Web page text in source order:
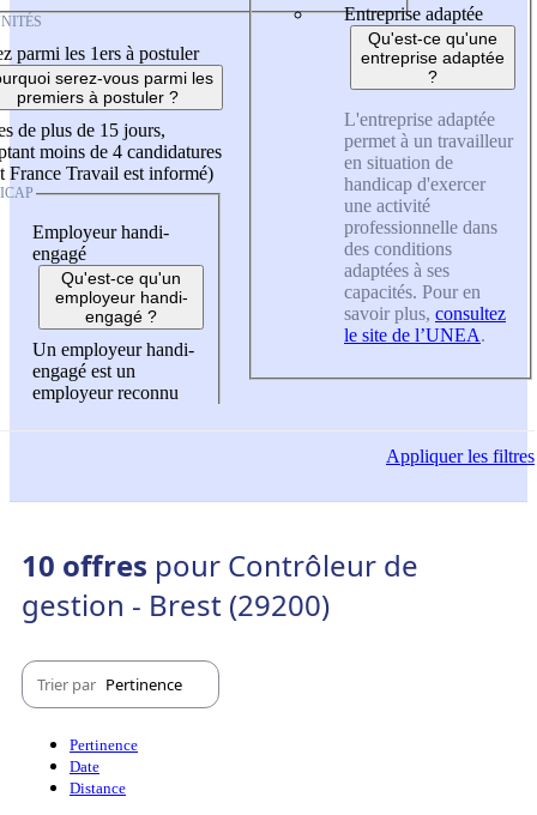
parmi les 1ers à postuler
serez-vous parmi les
premiers à postuler ?
de plus de 15 jours,
moins de 4 candidatures
France Travail est informé)
Employeur handi-
engagé
Qu'est-ce qu'un
employeur handi-
engagé ?
Un employeur handi-
engagé est un
employeur reconnu
Entreprise adaptée
Qu'est-ce qu'une
entreprise adaptée
?
L'entreprise adaptée
permet à un travailleur
en situation de
handicap d'exercer
une activité
professionnelle dans
des conditions
adaptées à ses
capacités. Pour en
savoir plus, consultez
le site de l’UNEA.
Appliquerles filtres
10 offres pour Contrôleur de
gestion - Brest (29200)
Trier par Pertinence
Pertinence
Date
Distance